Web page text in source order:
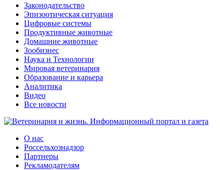
Законодательство
Эпизоотическая ситуация
Цифровые системы
Продуктивные животные
Домашние животные
Зообизнес
Наука и Технологии
Мировая ветеринария
Образование и карьера
Аналитика
Видео
Все новости
О нас
Россельхознадзор
Партнеры
Рекламодателям